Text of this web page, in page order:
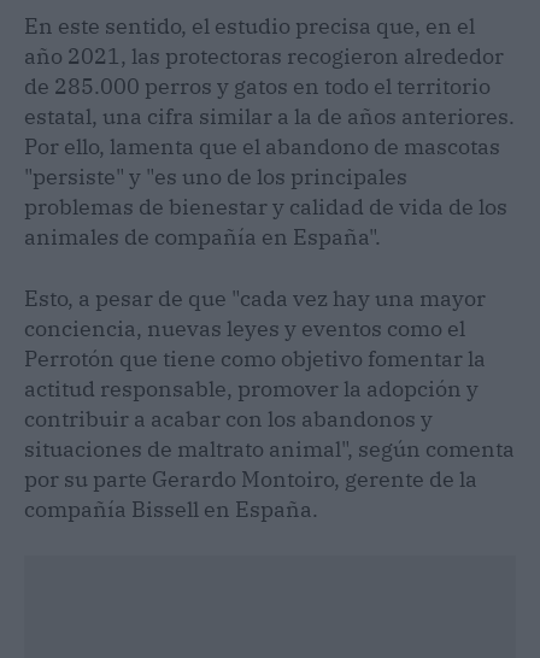
En este sentido, el estudio precisa que, en el
año 2021, las protectoras recogieron alrededor
de 285.000 perros y gatos en todo el territorio
estatal, una cifra similar a la de años anteriores.
Por ello, lamenta que el abandono de mascotas
"persiste" y "es uno de los principales
problemas de bienestar y calidad de vida de los
animales de compañía en España".
Esto, a pesar de que "cada vez hay una mayor
conciencia, nuevas leyes y eventos como el
Perrotón que tiene como objetivo fomentar la
actitud responsable, promover la adopción y
contribuir a acabar con los abandonos y
situaciones de maltrato animal", según comenta
por su parte Gerardo Montoiro, gerente de la
compañía Bissell en España.